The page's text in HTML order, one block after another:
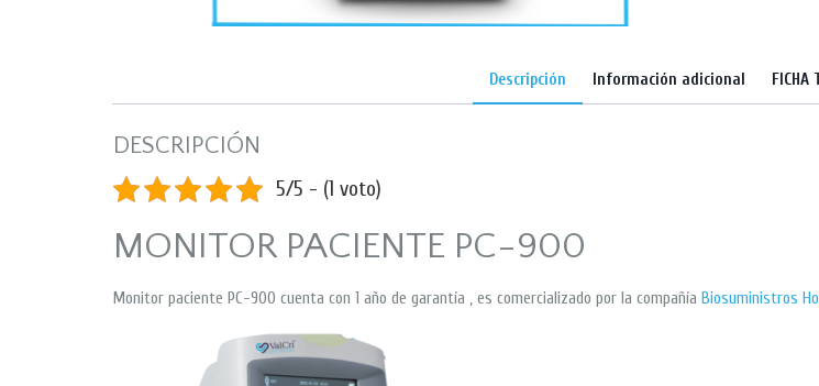
Descripción Información adicional FICHA
DESCRIPCIÓN
5/5 - (1 voto)
MONITOR PACIENTE PC-900
Monitor paciente PC-900 cuenta con 1 año de garantía , es comercializado por la compañía Biosuministros